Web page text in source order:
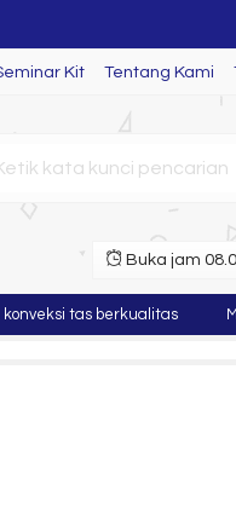
Kit Tentang Kami
Buka jam
tas berkualitas